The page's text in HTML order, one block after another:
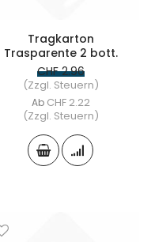
Tragkarton
Trasparente 2 bott.
CHF 2.96
(Zzgl. Steuern)
Ab CHF 2.22
(Zzgl. Steuern)